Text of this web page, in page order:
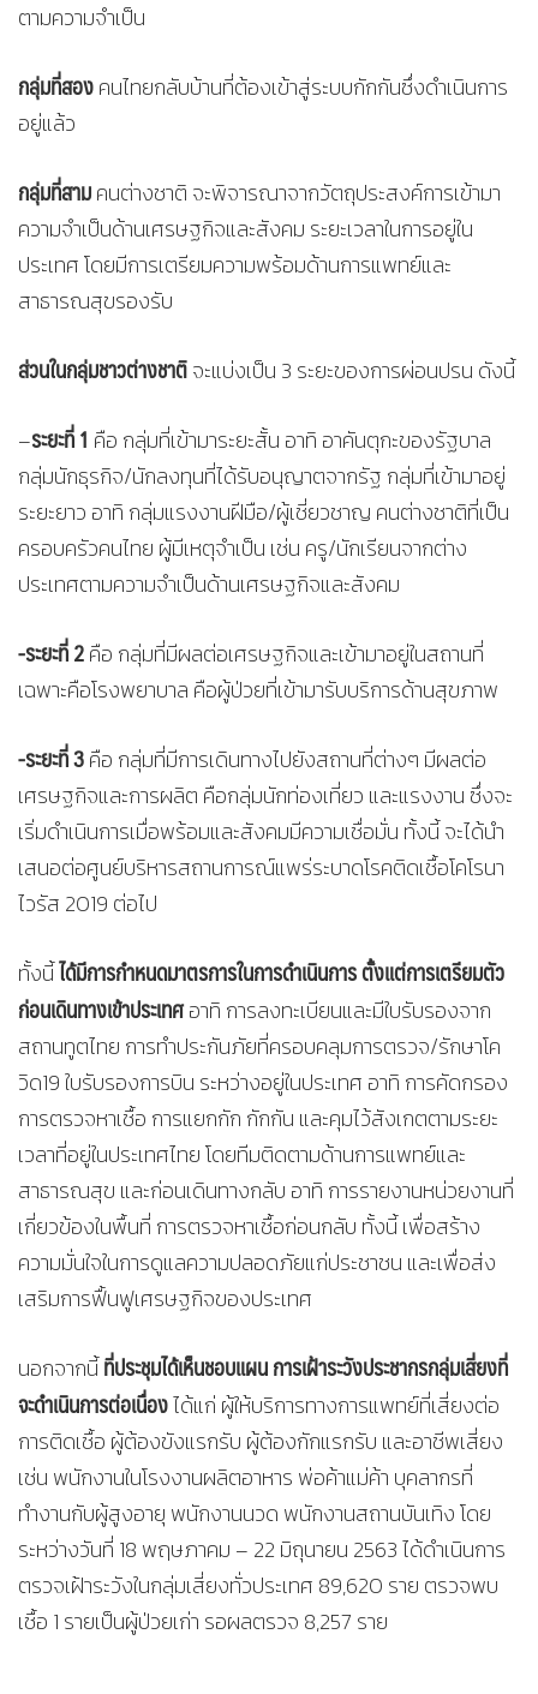
ตามความจำเป็น
กลุ่มที่สองคนไทยกลับบ้านที่ต้องเข้าสู่ระบบกักกันซึ่งดำเนินการ
อยู่แล้ว
กลุ่มที่สามคนต่างชาติ จะพิจารณาจากวัตถุประสงค์การเข้ามา
ความจำเป็นด้านเศรษฐกิจและสังคม ระยะเวลาในการอยู่ใน
ประเทศ โดยมีการเตรียมความพร้อมด้านการแพทย์และ
สาธารณสุขรองรับ
ส่วนในกลุ่มชาวต่างชาติจะแบ่งเป็น 3 ระยะของการผ่อนปรน ดังนี้
–ระยะที่ 1 คือ กลุ่มที่เข้ามาระยะสั้น อาทิ อาคันตุกะของรัฐบาล
กลุ่มนักธุรกิจ/นักลงทุนที่ได้รับอนุญาตจากรัฐ กลุ่มที่เข้ามาอยู่
ระยะยาว อาทิ กลุ่มแรงงานฝีมือ/ผู้เชี่ยวชาญ คนต่างชาติที่เป็น
ครอบครัวคนไทย ผู้มีเหตุจำเป็น เช่น ครู/นักเรียนจากต่าง
ประเทศตามความจำเป็นด้านเศรษฐกิจและสังคม
-ระยะที่ 2คือ กลุ่มที่มีผลต่อเศรษฐกิจและเข้ามาอยู่ในสถานที่
เฉพาะคือโรงพยาบาล คือผู้ป่วยที่เข้ามารับบริการด้านสุขภาพ
-ระยะที่ 3คือ กลุ่มที่มีการเดินทางไปยังสถานที่ต่างๆ มีผลต่อ
เศรษฐกิจและการผลิต คือกลุ่มนักท่องเที่ยว และแรงงาน ซึ่งจะ
เริ่มดำเนินการเมื่อพร้อมและสังคมมีความเชื่อมั่น ทั้งนี้ จะได้นำ
เสนอต่อศูนย์บริหารสถานการณ์แพร่ระบาดโรคติดเชื้อโคโรนา
ไวรัส 2019 ต่อไป
ทั้งนี้ได้มีการกำหนดมาตรการในการดำเนินการ ตั้งแต่การเตรียมตัว
ก่อนเดินทางเข้าประเทศอาทิ การลงทะเบียนและมีใบรับรองจาก
สถานทูตไทย การทำประกันภัยที่ครอบคลุมการตรวจ/รักษาโค
วิด19 ใบรับรองการบิน ระหว่างอยู่ในประเทศ อาทิ การคัดกรอง
การตรวจหาเชื้อ การแยกกัก กักกัน และคุมไว้สังเกตตามระยะ
เวลาที่อยู่ในประเทศไทย โดยทีมติดตามด้านการแพทย์และ
สาธารณสุข และก่อนเดินทางกลับ อาทิ การรายงานหน่วยงานที่
เกี่ยวข้องในพื้นที่ การตรวจหาเชื้อก่อนกลับ ทั้งนี้ เพื่อสร้าง
ความมั่นใจในการดูแลความปลอดภัยแก่ประชาชน และเพื่อส่ง
เสริมการฟื้นฟูเศรษฐกิจของประเทศ
นอกจากนี้ที่ประชุมได้เห็นชอบแผน การเฝ้าระวังประชากรกลุ่มเสี่ยงที่
จะดำเนินการต่อเนื่องได้แก่ ผู้ให้บริการทางการแพทย์ที่เสี่ยงต่อ
การติดเชื้อ ผู้ต้องขังแรกรับ ผู้ต้องกักแรกรับ และอาชีพเสี่ยง
เช่น พนักงานในโรงงานผลิตอาหาร พ่อค้าแม่ค้า บุคลากรที่
ทำงานกับผู้สูงอายุ พนักงานนวด พนักงานสถานบันเทิง โดย
ระหว่างวันที่ 18 พฤษภาคม – 22 มิถุนายน 2563 ได้ดำเนินการ
ตรวจเฝ้าระวังในกลุ่มเสี่ยงทั่วประเทศ 89,620 ราย ตรวจพบ
เชื้อ 1 รายเป็นผู้ป่วยเก่า รอผลตรวจ 8,257 ราย